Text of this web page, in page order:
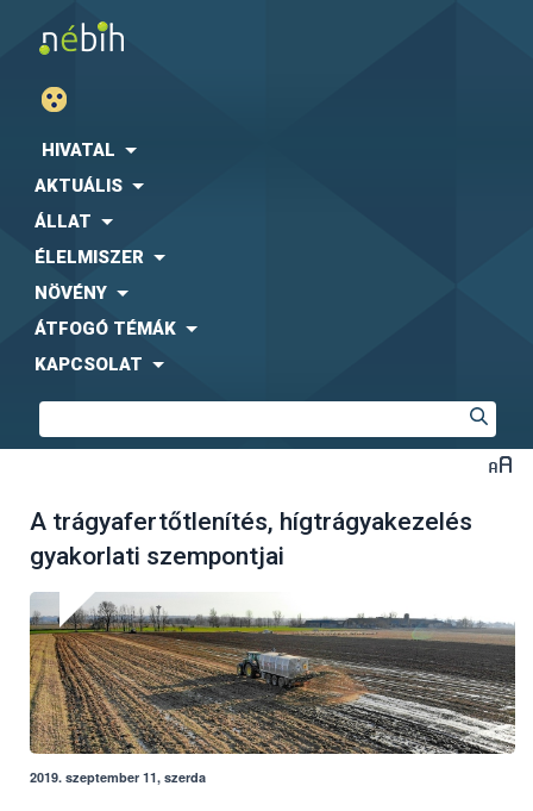
HIVATAL
AKTUÁLIS
ÁLLAT
ÉLELMISZER
NÖVÉNY
ÁTFOGÓ TÉMÁK
KAPCSOLAT
A trágyafertőtlenítés, hígtrágyakezelés
gyakorlati szempontjai
2019. szeptember 11, szerda